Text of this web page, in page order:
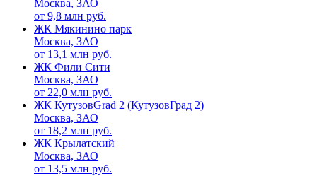
Москва, ЗАО
от 9,8 млн руб.
ЖК Мякинино парк
Москва, ЗАО
от 13,1 млн руб.
ЖК Фили Сити
Москва, ЗАО
от 22,0 млн руб.
ЖК КутузовGrad 2 (КутузовГрад 2)
Москва, ЗАО
от 18,2 млн руб.
ЖК Крылатский
Москва, ЗАО
от 13,5 млн руб.